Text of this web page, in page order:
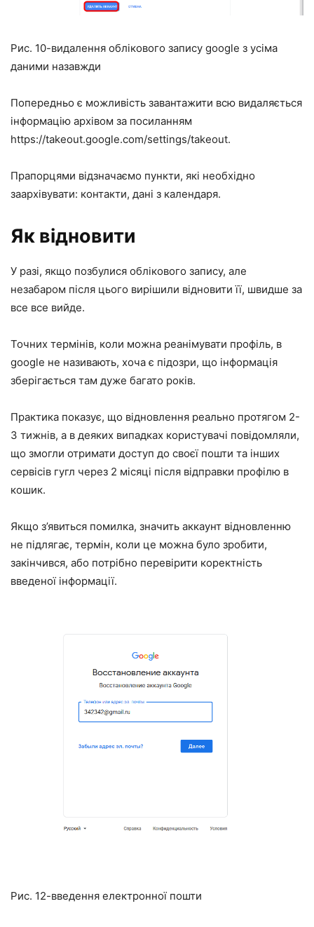
Рис. 10-видалення облікового запису google з усіма
даними назавжди
Попередньо є можливість завантажити всю видаляється
інформацію архівом за посиланням
https://takeout.google.com/settings/takeout.
Прапорцями відзначаємо пункти, які необхідно
заархівувати: контакти, дані з календаря.
Як відновити
У разі, якщо позбулися облікового запису, але
незабаром після цього вирішили відновити її, швидше за
все все вийде.
Точних термінів, коли можна реанімувати профіль, в
google не називають, хоча є підозри, що інформація
зберігається там дуже багато років.
Практика показує, що відновлення реально протягом 2-
3 тижнів, а в деяких випадках користувачі повідомляли,
що змогли отримати доступ до своєї пошти та інших
сервісів гугл через 2 місяці після відправки профілю в
кошик.
Якщо з’явиться помилка, значить аккаунт відновленню
не підлягає, термін, коли це можна було зробити,
закінчився, або потрібно перевірити коректність
введеної інформації.
Рис. 12-введення електронної пошти